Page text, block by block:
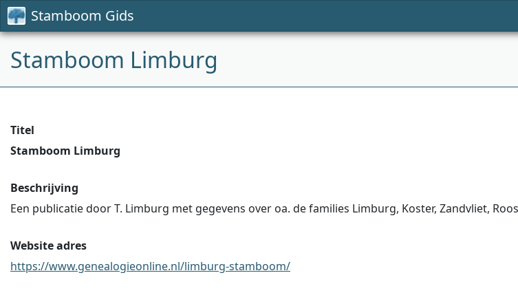
Stamboom Gids
Stamboom Limburg
Titel
Stamboom Limburg
Beschrijving
Een publicatie door T. Limburg met gegevens over oa. de families Limburg, Koster, Zandvliet,
Website adres
https://www.genealogieonline.nl/limburg-stamboom/